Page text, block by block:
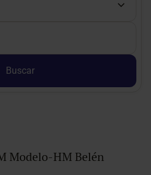
Buscar
Modelo-HM Belén